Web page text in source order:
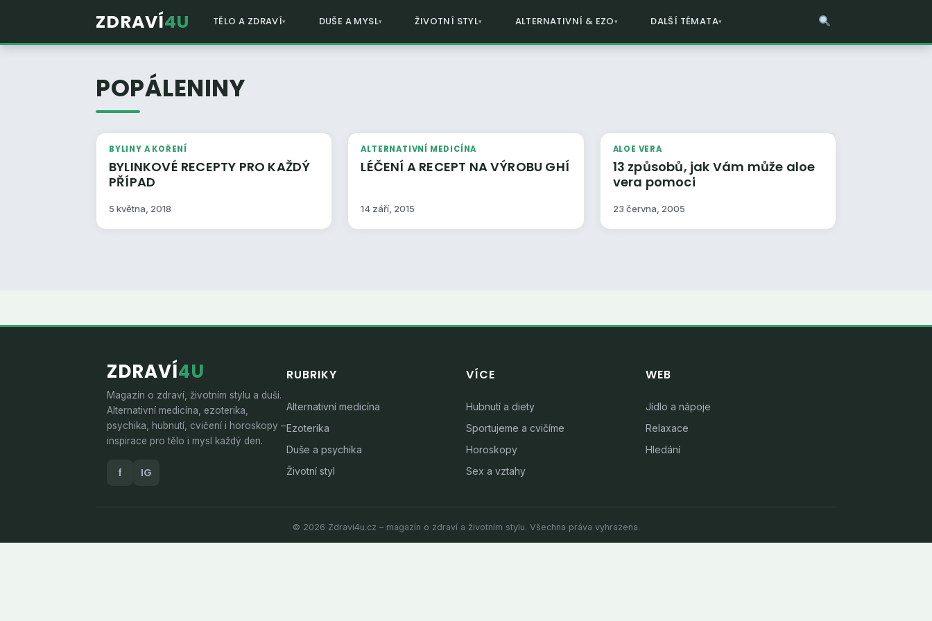
ZDRAVÍ4U TĚLO A ZDRAVÍ DUŠE A MYSL ŽIVOTNÍ STYL ALTERNATIVNÍ & EZO DALŠÍ TÉMATA
POPÁLENINY
BYLINY A KOŘENÍ
BYLINKOVÉ RECEPTY PRO KAŽDÝ
PŘÍPAD
5 května, 2018
ALTERNATIVNÍ MEDICÍNA
LÉČENÍ A RECEPT NA VÝROBU GHÍ
14 září, 2015
ALOE VERA
13 způsobů, jak Vám může aloe
vera pomoci
23 června, 2005
ZDRAVÍ4U
Magazín o zdraví, životním stylu a duši.
Alternativní medicína, ezoterika,
psychika, hubnutí, cvičení i horoskopy –
inspirace pro tělo i mysl každý den.
f IG
RUBRIKY
Alternativní medicína
Ezoterika
Duše a psychika
Životní styl
VÍCE
Hubnutí a diety
Sportujeme a cvičíme
Horoskopy
Sex a vztahy
WEB
Jídlo a nápoje
Relaxace
Hledání
© 2026 Zdravi4u.cz – magazín o zdraví a životním stylu. Všechna práva vyhrazena.